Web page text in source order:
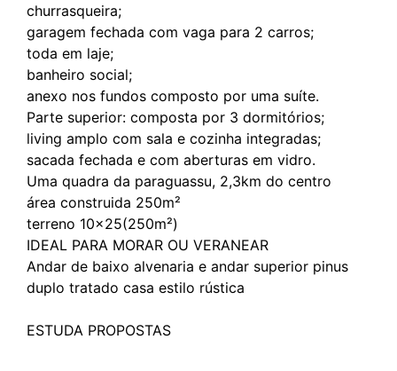
churrasqueira;
garagem fechada com vaga para 2 carros;
toda em laje;
banheiro social;
anexo nos fundos composto por uma suíte.
Parte superior: composta por 3 dormitórios;
living amplo com sala e cozinha integradas;
sacada fechada e com aberturas em vidro.
Uma quadra da paraguassu, 2,3km do centro
área construida 250m²
terreno 10x25(250m²)
IDEAL PARA MORAR OU VERANEAR
Andar de baixo alvenaria e andar superior pinus
duplo tratado casa estilo rústica